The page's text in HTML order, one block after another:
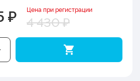
₽ Цена при регистрации
4 430 ₽